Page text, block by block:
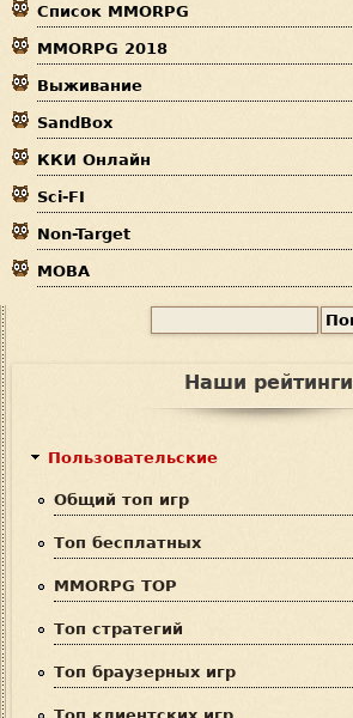
з
д
е
с
ь
Список MMORPG
MMORPG 2018
Выживание
SandBox
ККИ Онлайн
Sci-FI
Non-Target
MOBA
Наши рейтинги
Пользовательские
Общий топ игр
Топ бесплатных
MMORPG TOP
Топ стратегий
Топ браузерных игр